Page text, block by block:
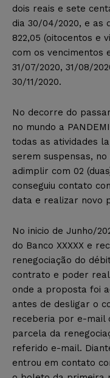
dois reais e sete
dia 30/04/2020, e as
822,05 (oitocentos e
com os vencimentos
31/07/2020, 31/08/
30/11/2020.
No decorre do
no mundo a
todas as atividades
serem suspensas,
adimplir com 02
conseguiu contato
data e realizar novo
No inicio de Junho/
do Banco XXXXX e
renegociação do
contrato e poder
onde a proposta foi
antes de desligar o
receberia por e-mail
parcela da
referido e-mail.
entrou em contato